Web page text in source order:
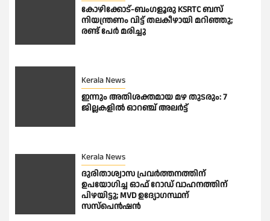
കോഴിക്കോട്-ബംഗളൂരു KSRTC ബസ്
നിയന്ത്രണം വിട്ട് തലകീഴായി മറിഞ്ഞു;
രണ്ട് പേർ മരിച്ചു
Kerala News
ഇന്നും അതിശക്തമായ മഴ തുടരും: 7
ജില്ലകളിൽ ഓറഞ്ച് അലർട്ട്
Kerala News
ദുരിതാശ്വാസ പ്രവർത്തനത്തിന്
ഉപയോഗിച്ച ഓഫ് റോഡ് വാഹനത്തിന്
പിഴയിട്ടു; MVD ഉദ്യോഗസ്ഥന്
സസ്പെൻഷൻ